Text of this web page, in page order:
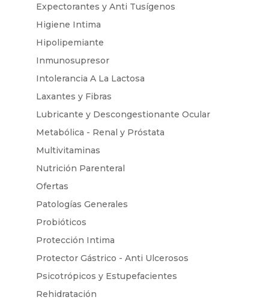
Expectorantes y Anti Tusígenos
Higiene Intima
Hipolipemiante
Inmunosupresor
Intolerancia A La Lactosa
Laxantes y Fibras
Lubricante y Descongestionante Ocular
Metabólica - Renal y Próstata
Multivitaminas
Nutrición Parenteral
Ofertas
Patologías Generales
Probióticos
Protección Intima
Protector Gástrico - Anti Ulcerosos
Psicotrópicos y Estupefacientes
Rehidratación